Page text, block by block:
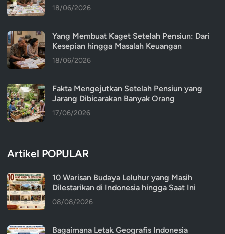
18/06/2026
Yang Membuat Kaget Setelah Pensiun: Dari
Kesepian hingga Masalah Keuangan
18/06/2026
Fakta Mengejutkan Setelah Pensiun yang
Jarang Dibicarakan Banyak Orang
17/06/2026
Artikel POPULAR
10 Warisan Budaya Leluhur yang Masih
Dilestarikan di Indonesia hingga Saat Ini
08/08/2026
Bagaimana Letak Geografis Indonesia